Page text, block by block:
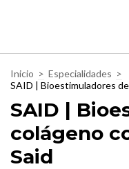
Inicio > Especialidades >
SAID | Bioestimuladores
SAID |
colágeno
Said